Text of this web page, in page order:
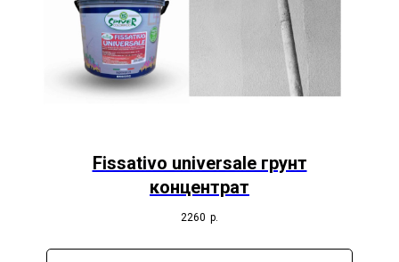
Fissativo universale грунт
концентрат
2260 р.